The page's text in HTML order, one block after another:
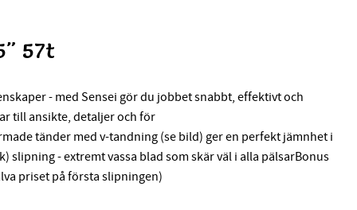
57t
- med Sensei gör du jobbet snabbt, effektivt och
till ansikte, detaljer och för
tänder med v-tandning (se bild) ger en perfekt jämnhet i
slipning - extremt vassa blad som skär väl i alla pälsarBonus
priset på första slipningen)